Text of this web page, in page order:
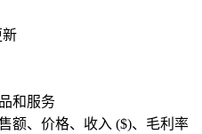
新
和服务
额、价格、收入 ($)、毛利率